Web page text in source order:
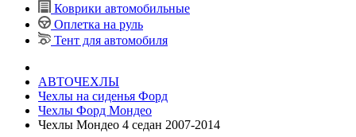
Коврики автомобильные
Оплетка на руль
Тент для автомобиля
АВТОЧЕХЛЫ
Чехлы на сиденья Форд
Чехлы Форд Мондео
Чехлы Мондео 4 седан 2007-2014